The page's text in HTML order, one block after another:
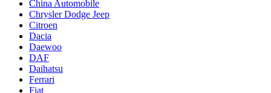
China Automobile
Chrysler Dodge Jeep
Citroen
Dacia
Daewoo
DAF
Daihatsu
Ferrari
Fiat